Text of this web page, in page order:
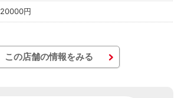
20000円
この店舗の情報をみる